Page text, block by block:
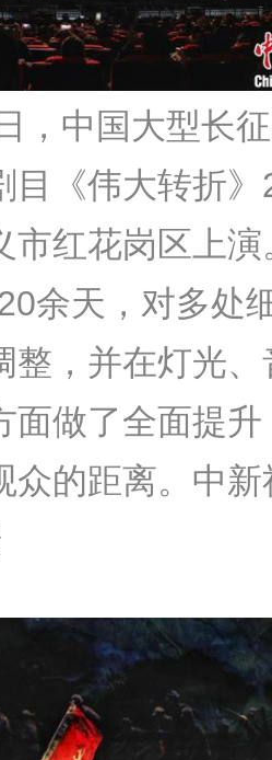
，中国大型长
目《伟大转折》
市红花岗区上演
余天，对多处
整，并在灯光、
面做了全面提升
众的距离。中新